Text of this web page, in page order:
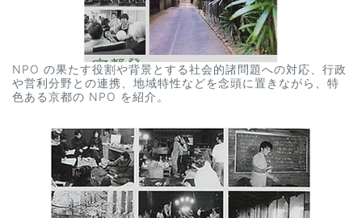
NPO の果たす役割や背景とする社会的諸問題への対応、行政
や営利分野との連携、地域特性などを念頭に置きながら、特
色ある京都の NPO を紹介。